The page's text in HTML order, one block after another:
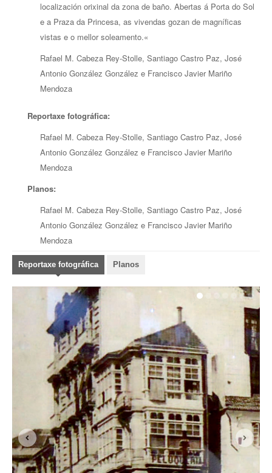
localización orixinal da zona de baño. Abertas á Porta do Sol
e a Praza da Princesa, as vivendas gozan de magníficas
vistas e o mellor soleamento.«
Rafael M. Cabeza Rey-Stolle, Santiago Castro Paz, José
Antonio González González e Francisco Javier Mariño
Mendoza
Reportaxe fotográfica:
Rafael M. Cabeza Rey-Stolle, Santiago Castro Paz, José
Antonio González González e Francisco Javier Mariño
Mendoza
Planos:
Rafael M. Cabeza Rey-Stolle, Santiago Castro Paz, José
Antonio González González e Francisco Javier Mariño
Mendoza
Reportaxe fotográfica Planos